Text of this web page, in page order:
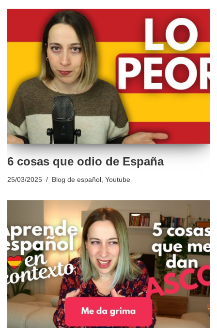
6 cosas que odio de España
25/03/2025 Blog de español , Youtube